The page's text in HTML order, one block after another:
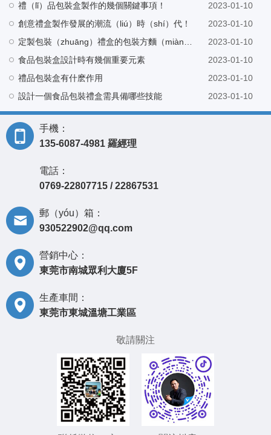
禮（lǐ）品包裝盒製作的幾個關鍵事項！
2023-01-10
創意禮盒製作發展的潮流（liú）時（shí）代！
2023-01-10
2023-01-10
食品包裝盒設計時有幾個重要元素
2023-01-10
禮品包裝盒有什麽作用
2023-01-10
設計一個食品包裝禮盒需具備哪些技能
2023-01-10
手機：
135-6087-4981 羅經理
電話：
0769-22807715 / 22867531
郵（yóu）箱：
930522902@qq.com
營銷中心：
東莞市南城眾利大廈5F
生產車間：
東莞市東城溫塘工業區
敬請關注